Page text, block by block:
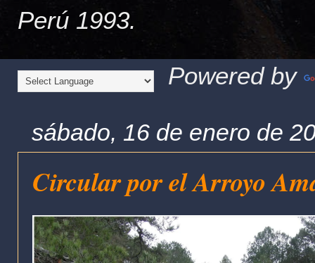
Perú 1993.
Powered by
sábado, 16 de enero de
Circular por el Arroyo